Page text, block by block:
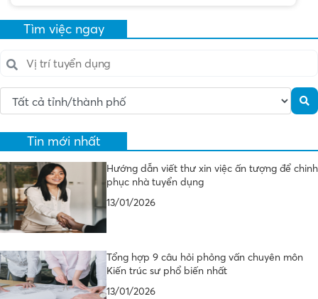
Tìm việc ngay
Tin mới nhất
Hướng dẫn viết thư xin việc ấn tượng để chinh
phục nhà tuyển dụng
13/01/2026
Tổng hợp 9 câu hỏi phỏng vấn chuyên môn
Kiến trúc sư phổ biến nhất
13/01/2026